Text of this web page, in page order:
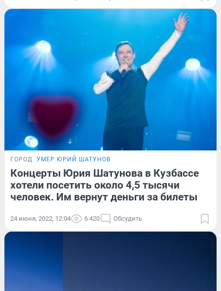
ГОРОД УМЕР ЮРИЙ ШАТУНОВ
Концерты Юрия Шатунова в Кузбассе
хотели посетить около 4,5 тысячи
человек. Им вернут деньги за билеты
24 июня, 2022, 12:04 6 420 Обсудить